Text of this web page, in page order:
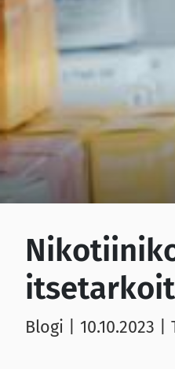
Blogi | 10.10.2023 |